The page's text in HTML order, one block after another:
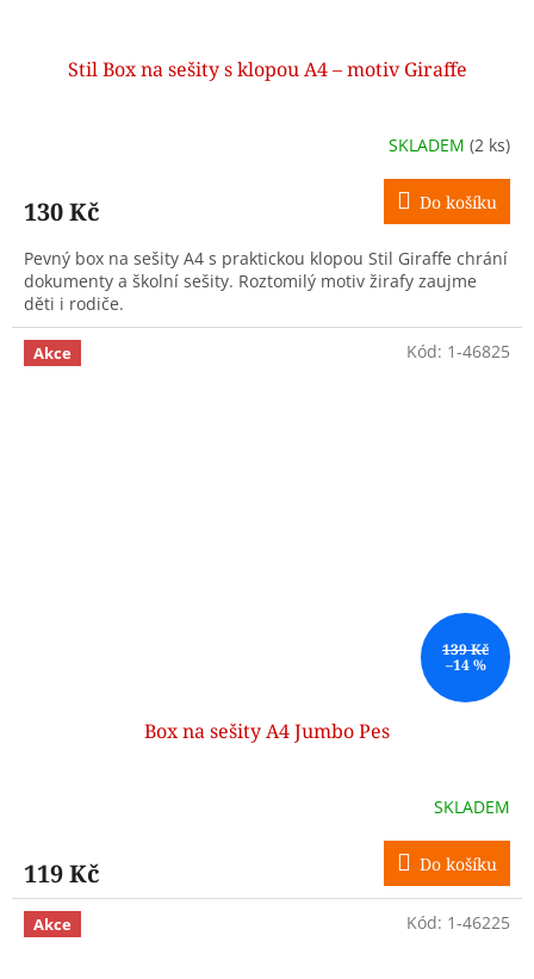
Stil Box na sešity s klopou A4 – motiv Giraffe
SKLADEM (2 ks)
130 Kč Do košíku
Pevný box na sešity A4 s praktickou klopou Stil Giraffe chrání
dokumenty a školní sešity. Roztomilý motiv žirafy zaujme
děti i rodiče.
Akce
139 Kč
–14 %
Box na sešity A4 Jumbo Pes
SKLADEM
119 Kč Do košíku
Kód: 1-46825
Akce Kód: 1-46225